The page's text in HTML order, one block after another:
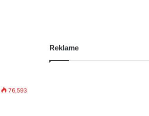
76,593
Reklame